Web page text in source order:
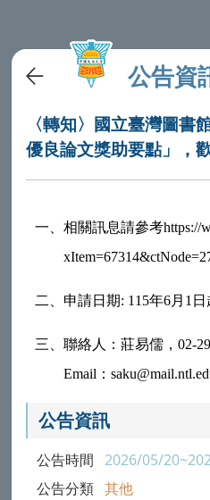
公告資
〈轉知〉國立臺灣圖書
優良論文獎助要點」，
一、 相關訊息請參考https://
二、 申請日期: 115年6月1日
三、 聯絡人：莊易儒，02-
Email：
公告資訊
公告時間 2026/05/
公告分類 其他